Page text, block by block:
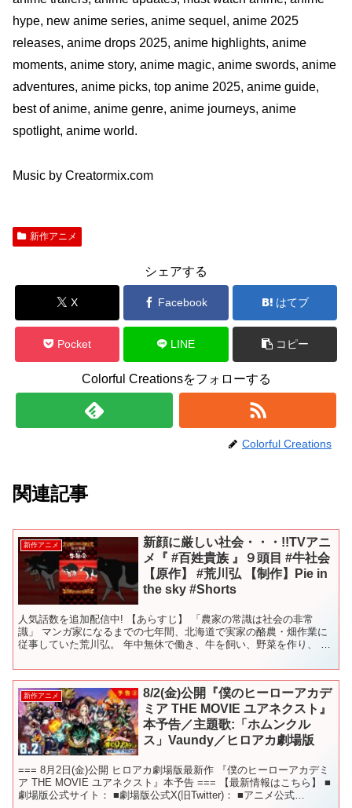
hype, new anime series, anime sequel, anime 2025
releases, anime drops 2025, anime highlights, anime
moments, anime story, anime magic, anime swords, anime
adventures, anime picks, top anime 2025, anime guide,
best of anime, anime genre, anime journeys, anime
spotlight, anime world.
Music by Creatormix.com
新作アニメ
シェアする
X Facebook はてブ
Pocket LINE コピー
Colorful Creationsをフォローする
Colorful Creations
関連記事
新作アニメ
新顔に厳しい社会・・・!!TVアニ
メ『 #百姓貴族 』９頭目 #牛社会
【原作】 #荒川弘 【制作】Pie in
the sky #Shorts
人気話数を追加配信中! 【あらすじ】 「農家の常識は社会の非常
識」 マンガ家になるまでの七年間、北海道で実家の酪農・畑作業に
従事していた荒川弘。 年中無休で働き、牛を飼い、野菜を作り、 ク
新作アニメ
8/2(金)公開『僕のヒーローアカデ
ミア THE MOVIE ユアネクスト』
本予告／主題歌:「ホムンクル
ス」Vaundy／ヒロアカ劇場版
=== 8月2日(金)公開 ヒロアカ劇場版最新作 『僕のヒーローアカデミ
ア THE MOVIE ユアネクスト』本予告 === 【最新情報はこちら】 ■
劇場版公式サイト： ■劇場版公式X(旧Twitter)： ■アニメ公式